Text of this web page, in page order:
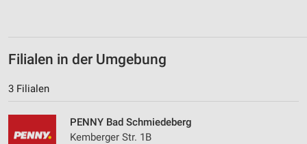
Filialen in der Umgebung
3 Filialen
PENNY Bad Schmiedeberg
Kemberger Str. 1B
Messung der Werbeleistung
Messung der Performance von Inhalten
Analyse von Zielgruppen durch Statistiken oder
Kombinationen von Daten aus verschiedenen